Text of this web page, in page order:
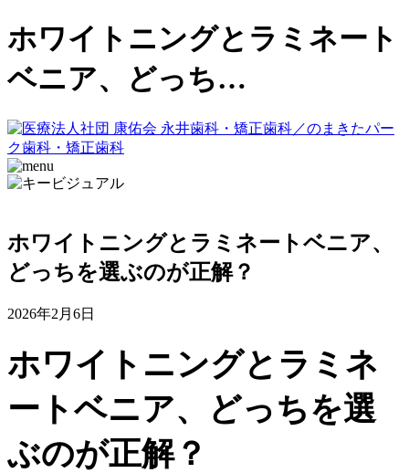
ホワイトニングとラミネート
ベニア、どっち…
ホワイトニングとラミネートベニア、
どっちを選ぶのが正解？
2026年2月6日
ホワイトニングとラミネ
ートベニア、どっちを選
ぶのが正解？